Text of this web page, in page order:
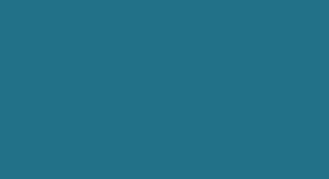
legitimidade de um programa
que a população reconheça
e tenha confiança de
um projeto voltado à
com fins de lucro para